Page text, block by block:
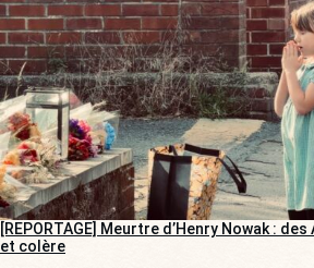
[REPORTAGE] Meurtre d’Henry Nowak :
et colère